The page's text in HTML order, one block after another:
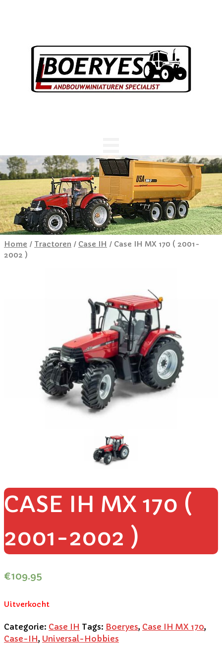
Home / Tractoren / Case IH / Case IH MX 170 ( 2001-
2002 )
CASE IH MX 170 (
2001-2002 )
€109.95
Uitverkocht
Categorie: Case IH Tags: Boeryes, Case IH MX 170,
Case-IH, Universal-Hobbies